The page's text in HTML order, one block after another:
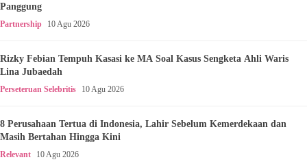
Panggung
Partnership 10 Agu 2026
Rizky Febian Tempuh Kasasi ke MA Soal Kasus Sengketa Ahli Waris
Lina Jubaedah
Perseteruan Selebritis 10 Agu 2026
8 Perusahaan Tertua di Indonesia, Lahir Sebelum Kemerdekaan dan
Masih Bertahan Hingga Kini
Relevant 10 Agu 2026